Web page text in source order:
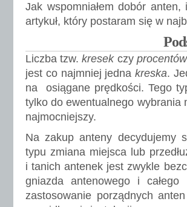
Jak wspomniałem dobór
artykuł, który postaram się w
Liczba tzw.kresekczy procentów
jest co najmniej jednakreska.
na osiągane prędkości. Tego
tylko do ewentualnego wybrania
najmocniejszy.
Na zakup anteny decydujemy
typu zmiana miejsca lub
i tanich antenek jest zwykle
gniazda antenowego i
zastosowanie porządnych